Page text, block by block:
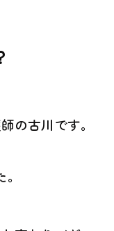
曜休診
の古川です。